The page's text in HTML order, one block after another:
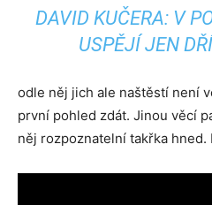
DAVID KUČERA: V
USPĚJÍ JEN
odle něj jich ale naštěstí není
první pohled zdát. Jinou věcí
něj rozpoznatelní takřka hned.